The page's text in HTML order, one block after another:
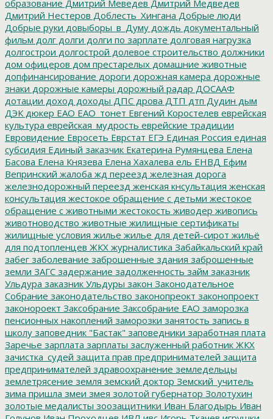
образование Дмитрий Меведев Дмитрий Медведев
Дмитрий Нестеров Доблесть_Хингана Добрые люди
Добрые руки довыборы_в_Думу дождь документальный
фильм долг долги долги по зарплате долговая нагрузка
долгострои долгострой долевое строительство должники
дом офицеров дом престарелых домашние животные
допфинансирование дороги дорожная камера дорожные
знаки дорожные камеры дорожный радар ДОСААФ
дотации доход доходы ДПС дрова ДТП дтп Дудин дым
ДЭК дюкер ЕАО ЕАО_тонет Евгений Коростелев еврейская
культура еврейская_мудрость еврейские традиции
Евровидение Евросеть Еврстат ЕГЭ Единая Россия единая
субсидия Единый заказчик Екатерина Румянцева Елена
Басова Елена Князева Елена Хахалева ель ЕНВД Ефим
Вепринский жалоба жд переезд железная дорога
железнодорожный переезд женская кнсультация женская
консультация жестокое обращение с детьми жестокое
обращение с животными жестокость живодер живопись
животноводство животные жилищные сертификаты
жилищные условия жилье жилье для детей-сирот жильё
для подтопленцев ЖКХ журналистика Забайкальский край
забег заболевание заброшенные здания заброшенные
земли ЗАГС задержание задолженность займ заказник
Ульдура заказник Ульдуры закон Законодательное
Собрание законодательство законопреокт законопроект
законороект Заксобрание Заксобрание ЕАО заморозка
пенсионных накоплений заморозки занятость запись в
школу заповедник "Бастак" заповедники заработная плата
Заречье зарплата зарплаты заслуженный работник ЖКХ
зачистка_судей защита прав предпринимателей защита
предпринимателей здравоохранение земледельцы
землетрясение земля земский доктор Земский_учитель
зима пришла змеи змея золотой губернатор Золотухин
золотые медалисты зоозащитники Иван Благодырь Иван